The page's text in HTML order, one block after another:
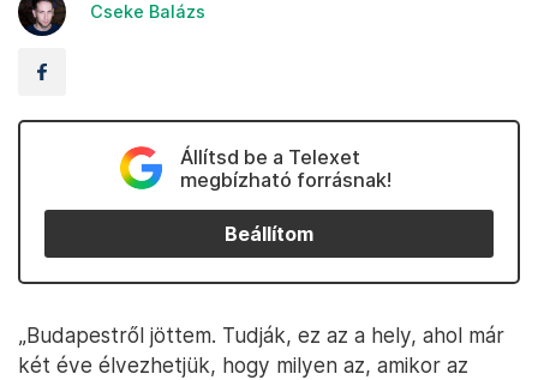
Cseke Balázs
Állítsd be a Telexet
megbízható forrásnak!
Beállítom
„Budapestről jöttem. Tudják, ez az a hely, ahol már
két éve élvezhetjük, hogy milyen az, amikor az